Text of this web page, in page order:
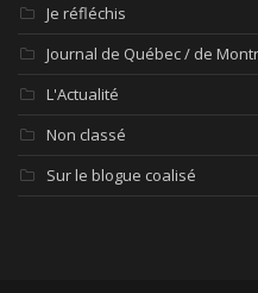
Je réfléchis
Journal de Québec / de
L'Actualité
Non classé
Sur le blogue coalisé